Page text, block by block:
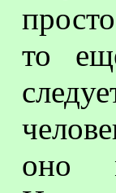
то
оно